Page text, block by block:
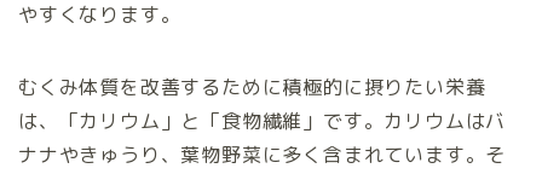
やすくなります。
むくみ体質を改善するために積極的に摂りたい栄養
は、「カリウム」と「食物繊維」です。カリウムはバ
ナナやきゅうり、葉物野菜に多く含まれています。そ